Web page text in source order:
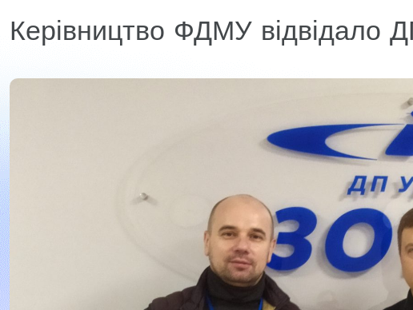
Керівництво ФДМУ